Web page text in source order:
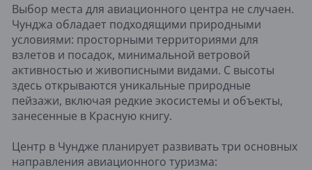
Выбор места для авиационного центра не случаен.
Чунджа обладает подходящими природными
условиями: просторными территориями для
взлетов и посадок, минимальной ветровой
активностью и живописными видами. С высоты
здесь открываются уникальные природные
пейзажи, включая редкие экосистемы и объекты,
занесенные в Красную книгу.
Центр в Чундже планирует развивать три основных
направления авиационного туризма: